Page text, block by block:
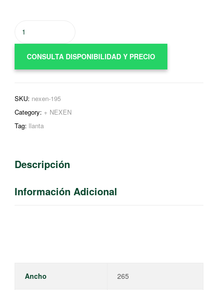
CONSULTA DISPONIBILIDAD Y PRECIO
SKU: nexen-195
Category: + NEXEN
Tag: llanta
Descripción
Información Adicional
Ancho 265